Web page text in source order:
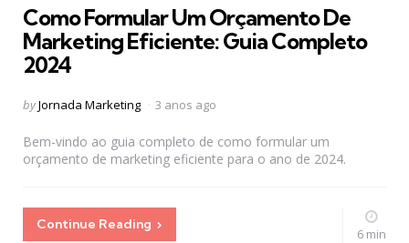
Como Formular Um Orçamento De
Marketing Eficiente: Guia Completo
2024
Posted
byJornada Marketing 3 anos ago
Bem-vindo ao guia completo de como formular um
orçamento de marketing eficiente para o ano de 2024.
Continue Reading
6 min